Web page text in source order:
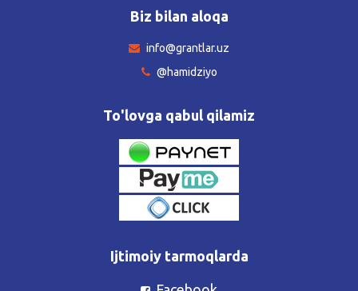
Biz bilan aloqa
info@grantlar.uz
@hamidziyo
To'lovga qabul qilamiz
Ijtimoiy tarmoqlarda